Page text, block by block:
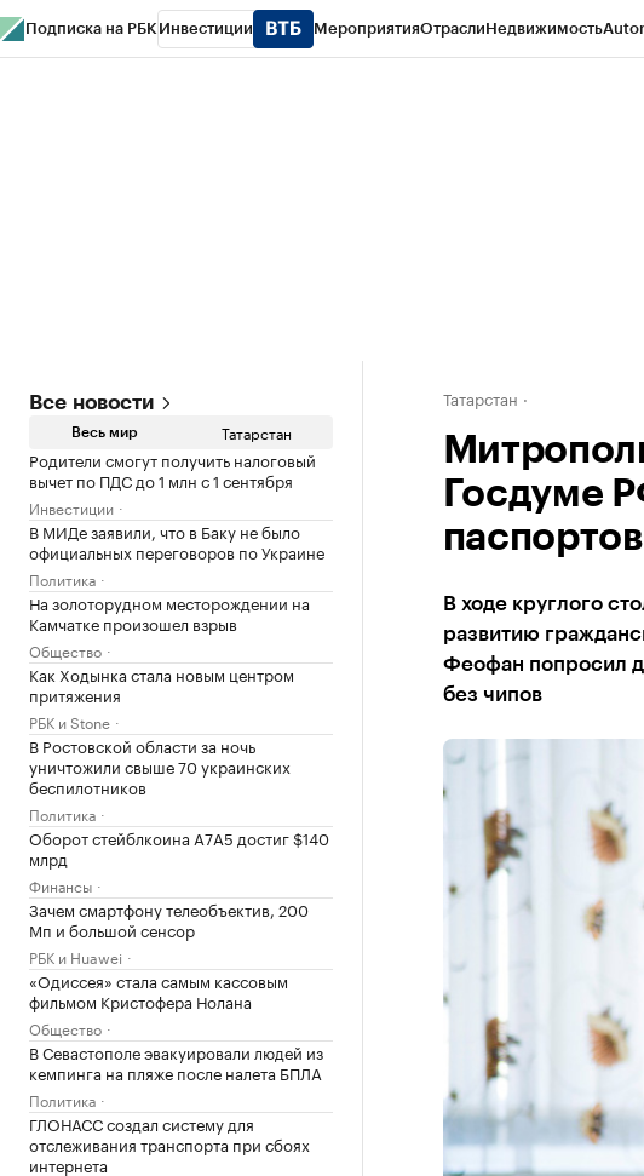
Подписка на РБК Инвестиции МероприятияОтраслиНедвижимость
Все новости
Весь мир Татарстан
Родители смогут получить налоговый
вычет по ПДС до 1 млн с 1 сентября
Инвестиции
В МИДе заявили, что в Баку не было
официальных переговоров по Украине
Политика
На золоторудном месторождении на
Камчатке произошел взрыв
Общество
Как Ходынка стала новым центром
притяжения
РБК и Stone
В Ростовской области за ночь
уничтожили свыше 70 украинских
беспилотников
Политика
Оборот стейблкоина А7А5 достиг $140
млрд
Финансы
Зачем смартфону телеобъектив, 200
Мп и большой сенсор
РБК и Huawei
«Одиссея» стала самым кассовым
фильмом Кристофера Нолана
Общество
В Севастополе эвакуировали людей из
кемпинга на пляже после налета БПЛА
Политика
ГЛОНАСС создал систему для
отслеживания транспорта при сбоях
интернета
Татарстан
Госдуме
паспортов
В ходе круглого
развитию
Феофан попросил
без чипов